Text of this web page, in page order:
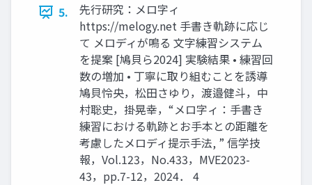
5.
先行研究：メロ字ィ
https://melogy.net 手書き軌跡に応じ
て メロディが鳴る 文字練習システム
を提案 [鳩貝ら2024] 実験結果 • 練習回
数の増加 • 丁寧に取り組むことを誘導
鳩貝怜央，松田さゆり，渡邉健斗，中
村聡史，掛晃幸，“メロ字ィ：手書き
練習における軌跡とお手本との距離を
考慮したメロディ提示手法, ” 信学技
報，Vol.123，No.433，MVE2023-
43，pp.7-12，2024． 4